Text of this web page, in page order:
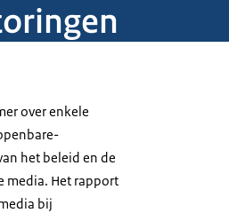
over enkele
het beleid en de
media. Het rapport
bij